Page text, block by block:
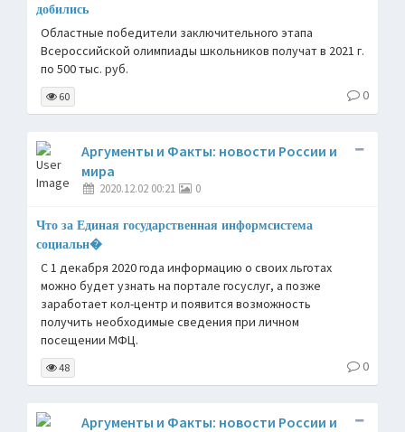
добились
Областные победители заключительного этапа
Всероссийской олимпиады школьников получат в 2021 г.
по 500 тыс. руб.
60 0
Аргументы и Факты: новости России и
мира
2020.12.02 00:21 0
Что за Единая государственная информсистема
социальн�
С 1 декабря 2020 года информацию о своих льготах
можно будет узнать на портале госуслуг, а позже
заработает кол-центр и появится возможность
получить необходимые сведения при личном
посещении МФЦ.
48 0
Аргументы и Факты: новости России и